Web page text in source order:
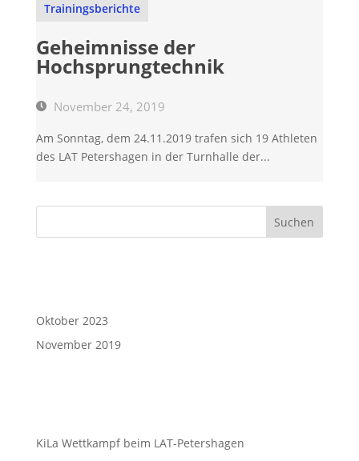
Trainingsberichte
Geheimnisse der
Hochsprungtechnik
November 24, 2019
Am Sonntag, dem 24.11.2019 trafen sich 19 Athleten
des LAT Petershagen in der Turnhalle der...
Suchen
Oktober 2023
November 2019
KiLa Wettkampf beim LAT-Petershagen